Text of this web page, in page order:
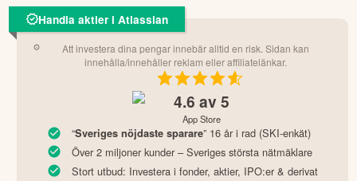
Handla aktier i Atlassian
Att investera dina pengar innebär alltid en risk. Sidan kan
innehålla/innehåller reklam eller affiliatelänkar.
4.6 av 5
App Store
“Sveriges nöjdaste sparare” 16 år i rad (SKI-enkät)
Över 2 miljoner kunder – Sveriges största nätmäklare
Stort utbud: Investera i fonder, aktier, IPO:er & derivat